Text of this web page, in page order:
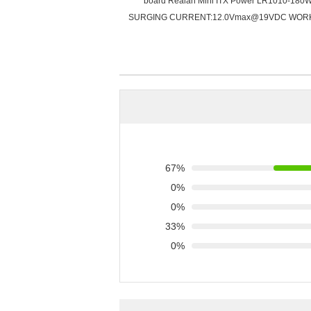
SURGING CURRENT:12.0Vmax@19VDC
67%
0%
0%
33%
0%